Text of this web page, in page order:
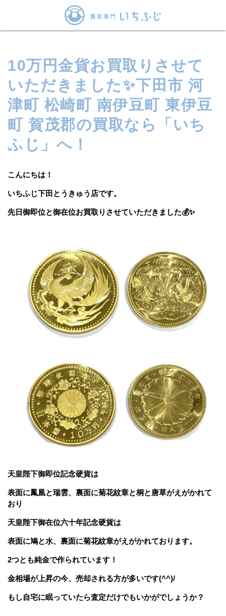
10万円金貨お買取りさせて
いただきました✨下田市 河
津町 松崎町 南伊豆町 東伊豆
町 賀茂郡の買取なら「いち
ふじ」へ！
こんにちは！
いちふじ下田とうきゅう店です。
先日御即位と御在位お買取りさせていただきました💰✨
天皇陛下御即位記念硬貨は
表面に鳳凰と瑞雲、裏面に菊花紋章と桐と唐草がえがかれて
おり
天皇陛下御在位六十年記念硬貨は
表面に鳩と水、裏面に菊花紋章がえがかれております。
2つとも純金で作られています！
金相場が上昇の今、売却される方が多いです(^^)/
もし自宅に眠っていたら査定だけでもいかがでしょうか？